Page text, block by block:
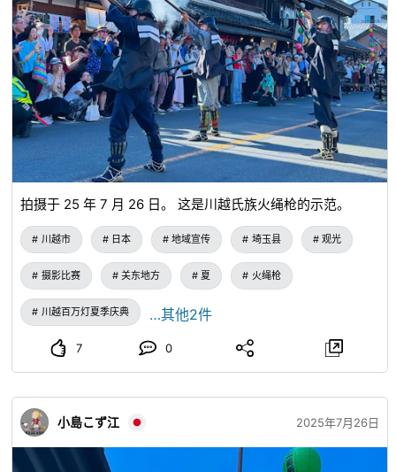
拍摄于 25 年 7 月 26 日。 这是川越氏族火绳枪的示范。
川越市 日本 地域宣传 埼玉县 观光
摄影比赛 关东地方 夏 火绳枪
川越百万灯夏季庆典 …其他2件
7 0
小島こず江 2025年7月26日